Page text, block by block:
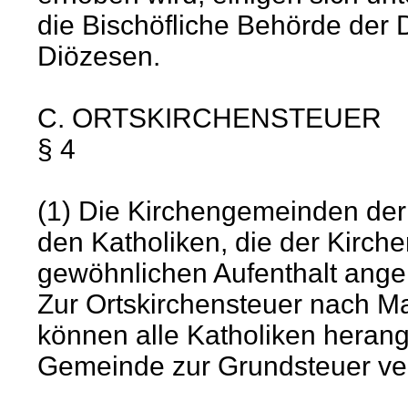
die Bischöfliche Behörde der
Diözesen.
C. ORTSKIRCHENSTEUER
§ 4
(1) Die Kirchengemeinden
den Katholiken, die der
gewöhnlichen Aufenthalt
Zur Ortskirchensteuer nach
können alle Katholiken
Gemeinde zur Grundsteuer